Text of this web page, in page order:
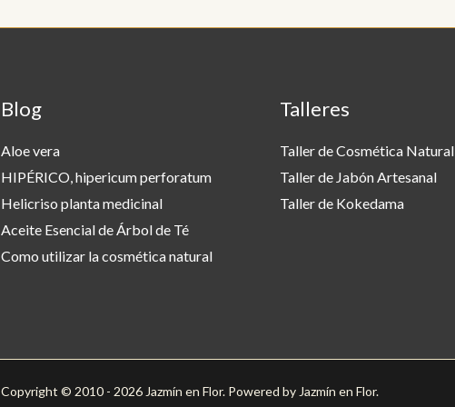
Blog
Aloe vera
HIPÉRICO, hipericum perforatum
Helicriso planta medicinal
Aceite Esencial de Árbol de Té
Como utilizar la cosmética natural
Talleres
Taller de Cosmética Natural
Taller de Jabón Artesanal
Taller de Kokedama
Copyright © 2010 - 2026 Jazmín en Flor. Powered by Jazmín en Flor.